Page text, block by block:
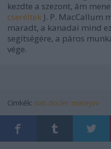
kezdte a szezont, ám
cseréltek J. P. MacCallum
maradt, a kanadai mind
segítségére, a páros
vége.
Címkék: dab.docler matejov